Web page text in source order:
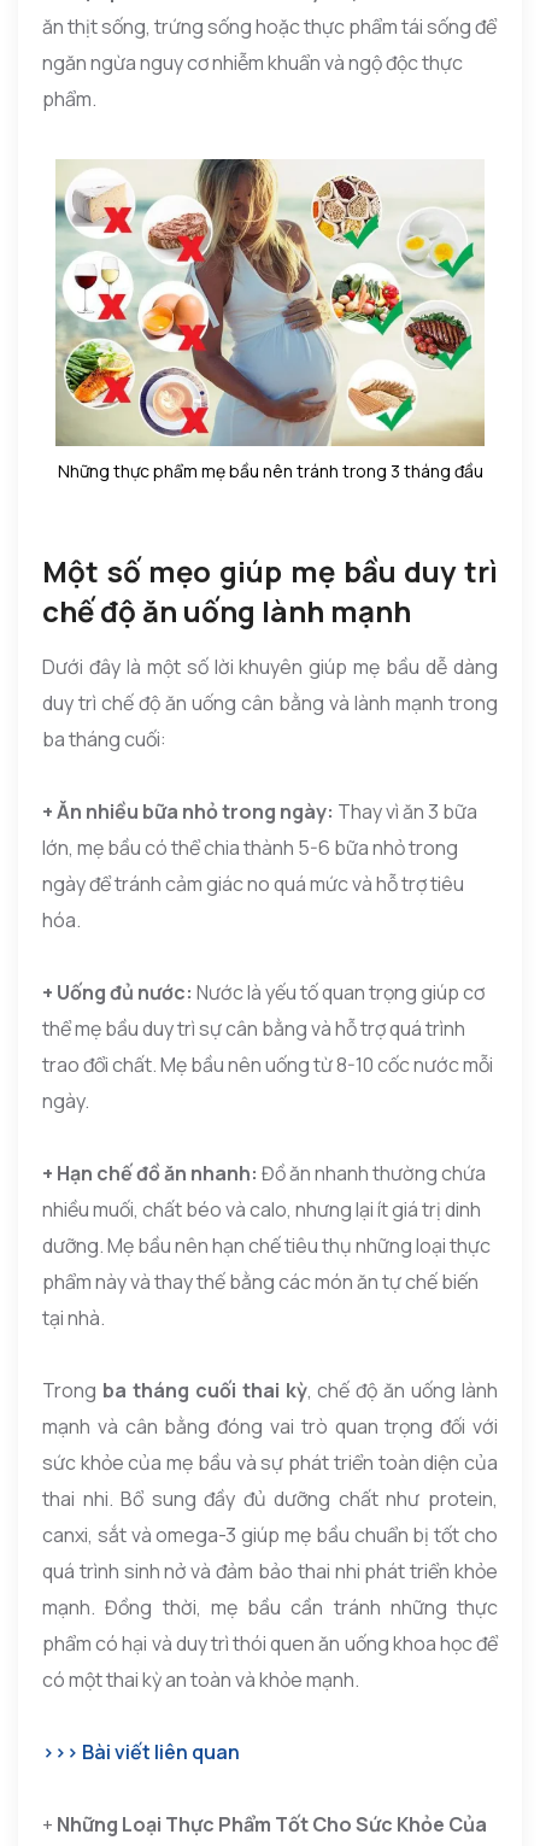
ăn thịt sống, trứng sống hoặc thực phẩm tái sống để
ngăn ngừa nguy cơ nhiễm khuẩn và ngộ độc thực
phẩm.
Những thực phẩm mẹ bầu nên tránh trong 3 tháng đầu
Một số mẹo giúp mẹ bầu duy trì
chế độ ăn uống lành mạnh
Dưới đây là một số lời khuyên giúp mẹ bầu dễ dàng
duy trì chế độ ăn uống cân bằng và lành mạnh trong
ba tháng cuối:
+ Ăn nhiều bữa nhỏ trong ngày: Thay vì ăn 3 bữa
lớn, mẹ bầu có thể chia thành 5-6 bữa nhỏ trong
ngày để tránh cảm giác no quá mức và hỗ trợ tiêu
hóa.
+ Uống đủ nước: Nước là yếu tố quan trọng giúp cơ
thể mẹ bầu duy trì sự cân bằng và hỗ trợ quá trình
trao đổi chất. Mẹ bầu nên uống từ 8-10 cốc nước mỗi
ngày.
+ Hạn chế đồ ăn nhanh: Đồ ăn nhanh thường chứa
nhiều muối, chất béo và calo, nhưng lại ít giá trị dinh
dưỡng. Mẹ bầu nên hạn chế tiêu thụ những loại thực
phẩm này và thay thế bằng các món ăn tự chế biến
tại nhà.
Trong ba tháng cuối thai kỳ, chế độ ăn uống lành
mạnh và cân bằng đóng vai trò quan trọng đối với
sức khỏe của mẹ bầu và sự phát triển toàn diện của
thai nhi. Bổ sung đầy đủ dưỡng chất như protein,
canxi, sắt và omega-3 giúp mẹ bầu chuẩn bị tốt cho
quá trình sinh nở và đảm bảo thai nhi phát triển khỏe
mạnh. Đồng thời, mẹ bầu cần tránh những thực
phẩm có hại và duy trì thói quen ăn uống khoa học để
có một thai kỳ an toàn và khỏe mạnh.
>>> Bài viết liên quan
+ Những Loại Thực Phẩm Tốt Cho Sức Khỏe Của